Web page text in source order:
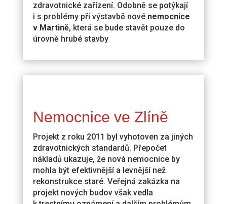
zdravotnické zařízení. Odobně se potýkají
i s problémy při výstavbě nové nemocnice
v Martině, která se bude stavět pouze do
úrovně hrubé stavby
Nemocnice ve Zlíně
Projekt z roku 2011 byl vyhotoven za jiných
zdravotnických standardů. Přepočet
nákladů ukazuje, že nová nemocnice by
mohla být efektivnější a levnější než
rekonstrukce staré. Veřejná zakázka na
projekt nových budov však vedla